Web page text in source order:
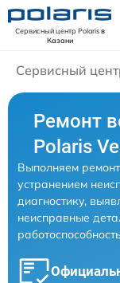
Сервисный центр Polarisв
Казани
Сервисный
Ремонт
Polaris
Выполняем
устранением
диагностику,
неисправные